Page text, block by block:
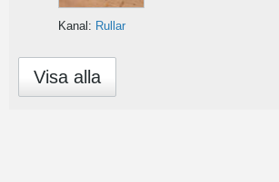
Kanal: Rullar
Visa alla